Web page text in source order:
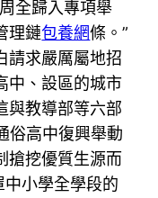
全歸入專項舉
理鏈包養網條。”
請求嚴厲屬地招
中、設區的城市
與教導部等六部
俗高中復興舉動
搶挖優質生源而
中小學全學段的